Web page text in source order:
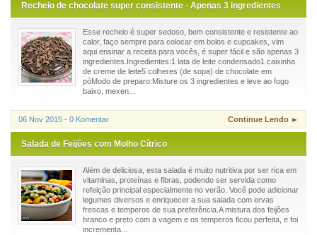
Recheio de chocolate super consistente - Apenas 3 ingredientes
Esse recheio é super sedoso, bem consistente e resistente ao
calor, faço sempre para colocar em bolos e cupcakes, vim
aqui ensinar a receita para vocês, é super fácil e são apenas 3
ingredientes.Ingredientes:1 lata de leite condensado1 caixinha
de creme de leite5 colheres (de sopa) de chocolate em
póModo de preparo:Misture os 3 ingredientes e leve ao fogo
baixo, mexen...
06 Nov 2015 - 0 Komentar Continue Lendo ►
Salada de Feijões com Molho Cítrico
Além de deliciosa, esta salada é muito nutritiva por ser rica em
vitaminas, proteínas e fibras, podendo ser servida como
refeição principal especialmente no verão. Você pode adicionar
legumes diversos e enriquecer a sua salada com ervas
frescas e temperos de sua preferência.A mistura dos feijões
branco e preto com a vagem e os temperos ficou perfeita, e foi
incrementa...